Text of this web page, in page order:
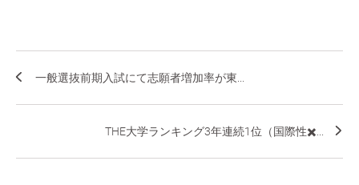
一般選抜前期入試にて志願者増加率が東...
THE大学ランキング3年連続1位（国際性✖️...